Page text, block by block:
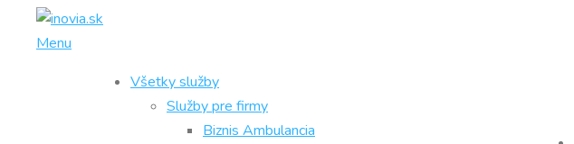
Prejsť
Menu
Všetky služby
Služby pre firmy
Biznis Ambulancia